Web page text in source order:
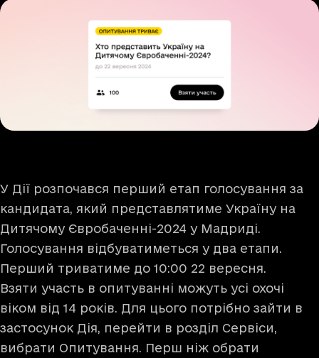
У Дії розпочався перший етап голосування за
кандидата, який представлятиме Україну на
Дитячому Євробаченні-2024 у Мадриді.
Голосування відбуватиметься у два етапи.
Перший триватиме до 10:00 22 вересня.
Взяти участь в опитуванні можуть усі охочі
віком від 14 років. Для цього потрібно зайти в
застосунок Дія, перейти в розділ Сервіси,
вибрати Опитування. Перш ніж обрати